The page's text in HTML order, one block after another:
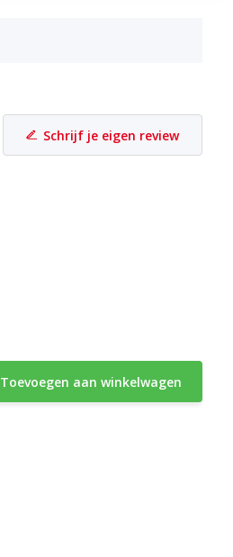
Schrijf je eigen review
Toevoegen aan winkelwagen